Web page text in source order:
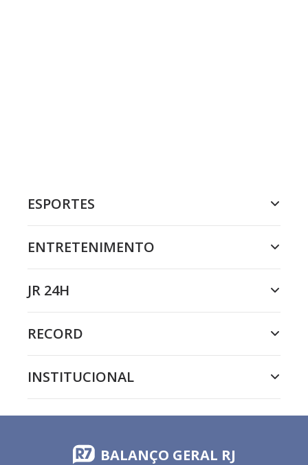
ESPORTES
ENTRETENIMENTO
JR 24H
RECORD
INSTITUCIONAL
BALANÇO GERAL RJ